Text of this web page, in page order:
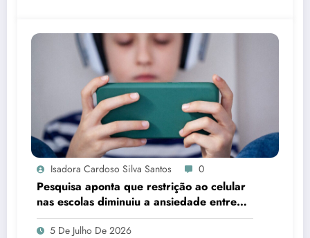
Isadora Cardoso Silva Santos 0
Pesquisa aponta que restrição ao celular
nas escolas diminuiu a ansiedade entre
estudantes
5 De Julho De 2026